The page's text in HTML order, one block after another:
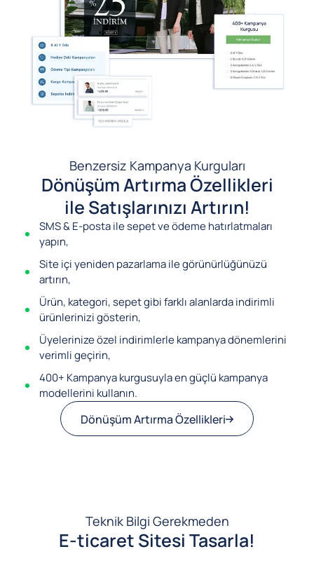
Benzersiz Kampanya Kurguları
Dönüşüm Artırma Özellikleri
ile Satışlarınızı Artırın!
SMS & E-posta ile sepet ve ödeme hatırlatmaları
yapın,
Site içi yeniden pazarlama ile görünürlüğünüzü
artırın,
Ürün, kategori, sepet gibi farklı alanlarda indirimli
ürünlerinizi gösterin,
Üyelerinize özel indirimlerle kampanya dönemlerini
verimli geçirin,
400+ Kampanya kurgusuyla en güçlü kampanya
modellerini kullanın.
Dönüşüm Artırma Özellikleri
Teknik Bilgi Gerekmeden
E-ticaret Sitesi Tasarla!